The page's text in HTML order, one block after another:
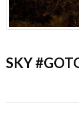
SKY